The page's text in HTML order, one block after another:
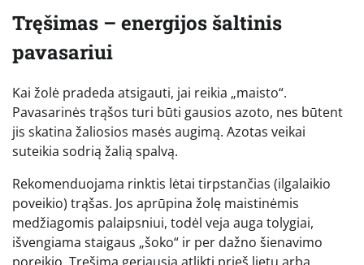
Tręšimas – energijos šaltinis
pavasariui
Kai žolė pradeda atsigauti, jai reikia „maisto“.
Pavasarinės trąšos turi būti gausios azoto, nes būtent
jis skatina žaliosios masės augimą. Azotas veikai
suteikia sodrią žalią spalvą.
Rekomenduojama rinktis lėtai tirpstančias (ilgalaikio
poveikio) trąšas. Jos aprūpina žolę maistinėmis
medžiagomis palaipsniui, todėl veja auga tolygiai,
išvengiama staigaus „šoko“ ir per dažno šienavimo